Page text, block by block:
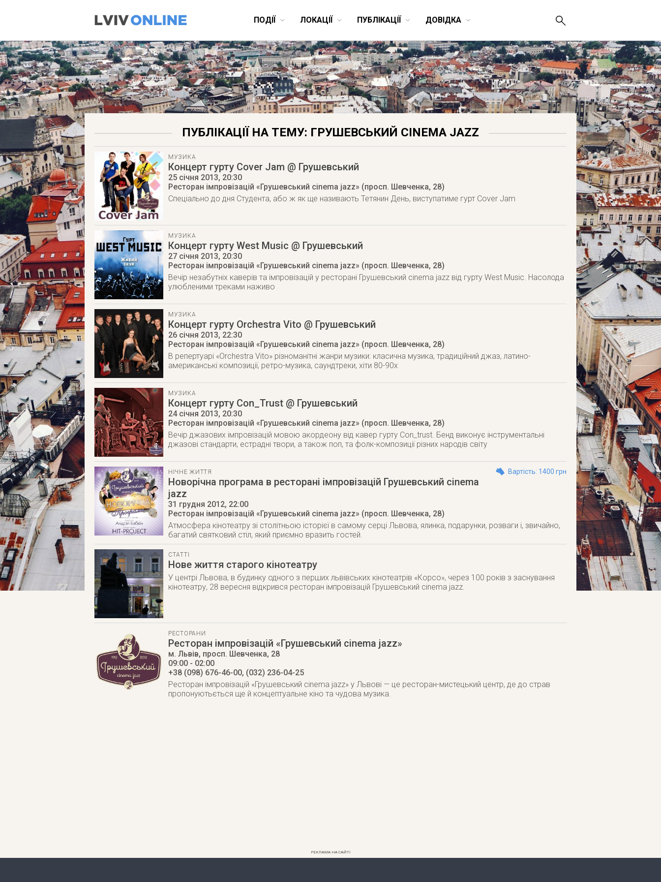
ПОДІЇ ЛОКАЦІЇ ПУБЛІКАЦІЇ ДОВІДКА
ПУБЛІКАЦІЇ НА ТЕМУ: ГРУШЕВСЬКИЙ CINEMA JAZZ
МУЗИКА
Концерт гурту Cover Jam @ Грушевський
25 січня 2013, 20:30
Ресторан імпровізацій «Грушевський cinema jazz» (просп. Шевченка, 28)
Спеціально до дня Студента, або ж як ще називають Тетянин День, виступатиме гурт Cover Jam
МУЗИКА
Концерт гурту West Music @ Грушевський
27 січня 2013, 20:30
Ресторан імпровізацій «Грушевський cinema jazz» (просп. Шевченка, 28)
Вечір незабутніх каверів та імпровізацій у ресторані Грушевський cinema jazz від гурту West Music. Насолода
улюбленими треками наживо
МУЗИКА
Концерт гурту Orchestra Vito @ Грушевський
26 січня 2013, 22:30
Ресторан імпровізацій «Грушевський cinema jazz» (просп. Шевченка, 28)
В репертуарі «Orchestra Vito» різноманітні жанри музики: класична музика, традиційний джаз, латино-
американські композиції, ретро-музика, саундтреки, хіти 80-90х
МУЗИКА
Концерт гурту Con_Trust @ Грушевський
24 січня 2013, 20:30
Ресторан імпровізацій «Грушевський cinema jazz» (просп. Шевченка, 28)
Вечір джазових імпровізацій мовою акордеону від кавер гурту Con_trust. Бенд виконує інструментальні
джазові стандарти, естрадні твори, а також поп, та фолк-композиції різних народів світу
НІЧНЕ ЖИТТЯ Вартість: 1400 грн
Новорічна програма в ресторані імпровізацій Грушевський cinema
jazz
31 грудня 2012, 22:00
Ресторан імпровізацій «Грушевський cinema jazz» (просп. Шевченка, 28)
Атмосфера кінотеатру зі столітньою історієї в самому серці Львова, ялинка, подарунки, розваги і, звичайно,
багатий святковий стіл, який приємно вразить гостей.
СТАТТІ
Нове життя старого кінотеатру
У центрі Львова, в будинку одного з перших львівських кінотеатрів «Корсо», через 100 років з заснування
кінотеатру, 28 вересня відкрився ресторан імпровізацій Грушевський cinema jazz.
РЕСТОРАНИ
Ресторан імпровізацій «Грушевський cinema jazz»
м. Львів, просп. Шевченка, 28
09:00 - 02:00
+38 (098) 676-46-00, (032) 236-04-25
Ресторан імпровізацій «Грушевський cinema jazz» у Львові — це ресторан-мистецький центр, де до страв
пропонуютьється ще й концептуальне кіно та чудова музика.
РЕКЛАМА НА САЙТІ